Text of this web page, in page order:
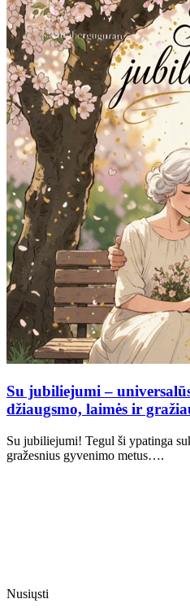
Su jubiliejumi –
džiaugsmo, laimės ir
Su jubiliejumi! Tegul ši ypatinga
gražesnius gyvenimo metus….
Nusiųsti